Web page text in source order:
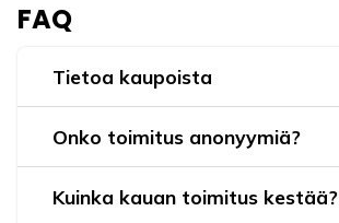
FAQ
Tietoa kaupoista
Onko toimitus anonyymiä?
Kuinka kauan toimitus kestää?